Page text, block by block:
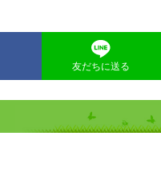
友だちに送る